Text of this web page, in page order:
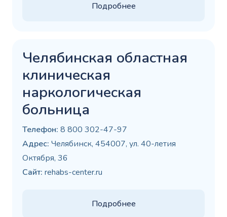
Подробнее
Челябинская областная
клиническая
наркологическая
больница
Телефон: 8 800 302-47-97
Адрес: Челябинск, 454007, ул. 40-летия
Октября, 36
Сайт: rehabs-center.ru
Подробнее